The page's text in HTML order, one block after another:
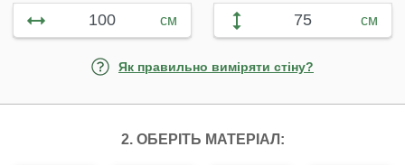
см см
Як правильно виміряти стіну?
2. ОБЕРІТЬ МАТЕРІАЛ: